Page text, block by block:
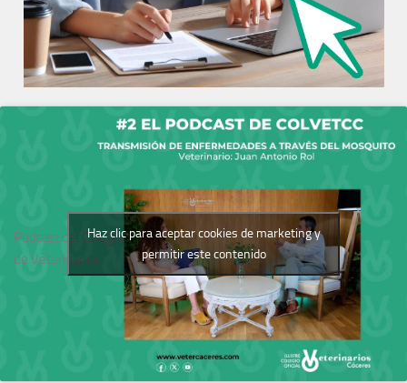
Podcast del Colegio
de Veterinarios
Haz clic para aceptar cookies de marketing y
permitir este contenido